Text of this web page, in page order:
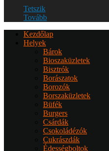
Tetszik
Tovább
Kezdőlap
Helyek
Bárok
Bioszaküzletek
Bisztrók
Borászatok
Borozók
Borszaküzletek
Büfék
Burgers
Csárdák
Csokoládézók
Cukrászdák
Édességboltok